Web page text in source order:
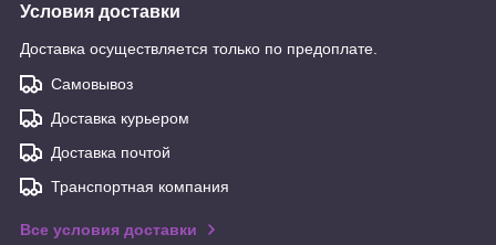
Условия доставки
Доставка осуществляется только по предоплате.
Самовывоз
Доставка курьером
Доставка почтой
Транспортная компания
Все условия доставки